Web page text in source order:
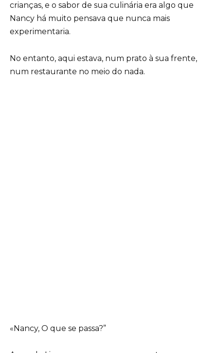
crianças, e o sabor de sua culinária era algo que
Nancy há muito pensava que nunca mais
experimentaria.
No entanto, aqui estava, num prato à sua frente,
num restaurante no meio do nada.
«Nancy, O que se passa?”